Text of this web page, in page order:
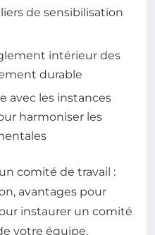
de sensibilisation
intérieur des
durable
avec les instances
harmoniser les